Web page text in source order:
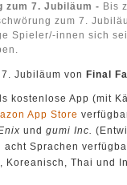
zum 7. Jubiläum - Bis
zum 7.
Spieler/-innen sich
Jubiläum von Final
kostenlose App (mit
App Store
und gumi Inc.
Sprachen
Thai und